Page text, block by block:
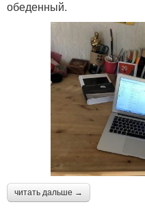
обеденный.
читать дальше →